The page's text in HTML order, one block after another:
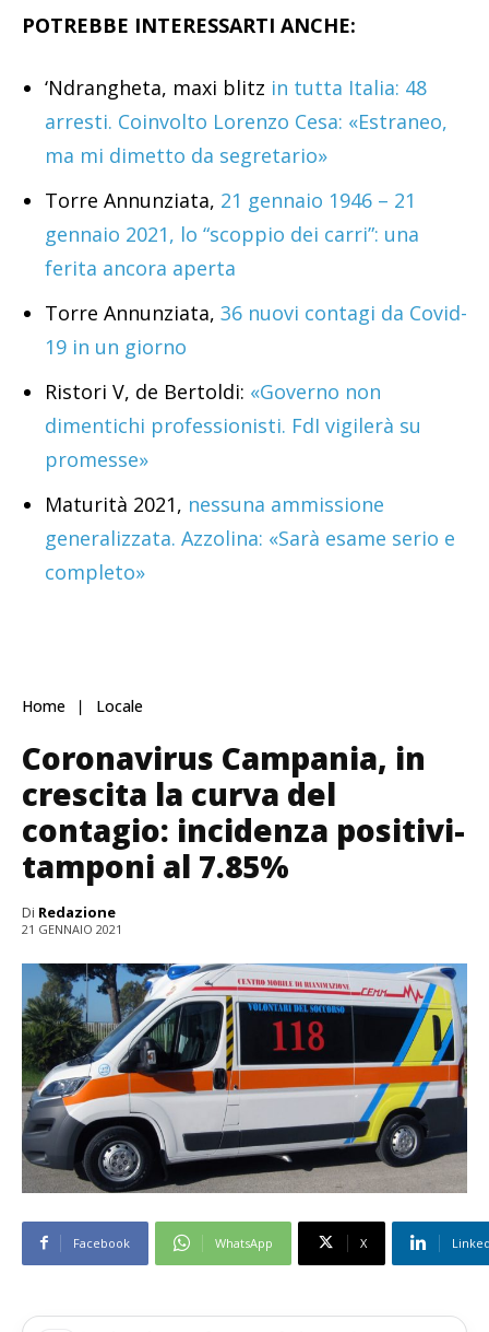
POTREBBE INTERESSARTI ANCHE:
‘Ndrangheta, maxi blitz in tutta Italia: 48
arresti. Coinvolto Lorenzo Cesa: «Estraneo,
ma mi dimetto da segretario»
Torre Annunziata, 21 gennaio 1946 – 21
gennaio 2021, lo “scoppio dei carri”: una
ferita ancora aperta
Torre Annunziata, 36 nuovi contagi da Covid-
19 in un giorno
Ristori V, de Bertoldi: «Governo non
dimentichi professionisti. FdI vigilerà su
promesse»
Maturità 2021, nessuna ammissione
generalizzata. Azzolina: «Sarà esame serio e
completo»
Home Locale
Coronavirus Campania, in
crescita la curva del
contagio: incidenza positivi-
tamponi al 7.85%
Di Redazione
21 GENNAIO 2021
Facebook WhatsApp X